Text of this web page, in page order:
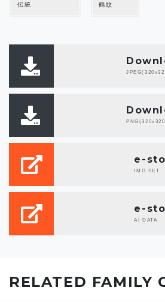
伝統 鶴紋
e-
IMG SET
e-
AI DATA
RELATED FAMILY